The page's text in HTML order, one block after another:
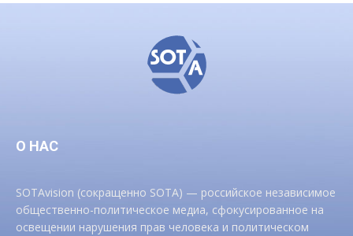
О НАС
SOTAvision (сокращенно SOTA) — российское независимое
общественно-политическое медиа, сфокусированное на
освещении нарушения прав человека и политическом